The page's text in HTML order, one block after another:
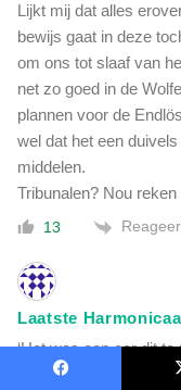
Lijkt mij dat alles
bewijs gaat in deze
om ons tot slaaf van
net zo goed in de
plannen voor de
wel dat het een
middelen.
Tribunalen? Nou
13 Reageer
Laatste
‘Het was een eer dit te